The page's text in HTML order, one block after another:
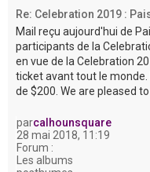
Re: Celebration 2019 :
Mail reçu aujourd'hui de
participants de la
en vue de la Celebration
ticket avant tout le
de $200. We are pleased
parcalhounsquare
28 mai 2018, 11:19
Forum :
Les albums